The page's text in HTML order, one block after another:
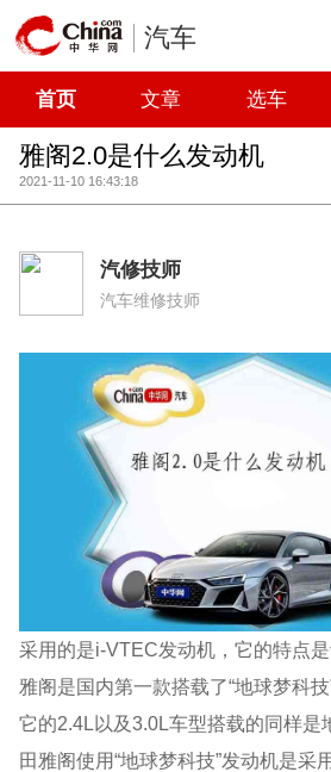
汽车
首页 文章 选车
雅阁2.0是什么发动机
2021-11-10 16:43:18
汽修技师
汽车维修技师
采用的是i-VTEC发动机，它的特点是
雅阁是国内第一款搭载了“地球梦科
它的2.4L以及3.0L车型搭载的同样是
田雅阁使用“地球梦科技”发动机是采